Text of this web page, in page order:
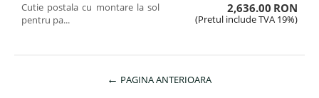
Cutie postala cu montare la sol
pentru pa...
2,636.00 RON
(Pretul include TVA 19%)
PAGINA ANTERIOARA